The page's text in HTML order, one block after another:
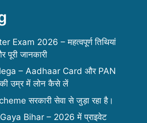
Exam 2026 – महत्वपूर्ण तिथियां
जानकारी
– Aadhaar Card और PAN
उम्र में लोन कैसे लें
सरकारी सेवा से जुड़ा रहा है।
Bihar – 2026 में प्राइवेट